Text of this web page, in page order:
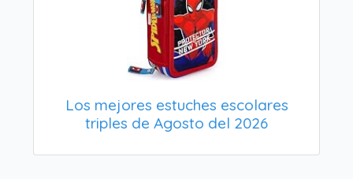
Los mejores estuches escolares
triples de Agosto del 2026